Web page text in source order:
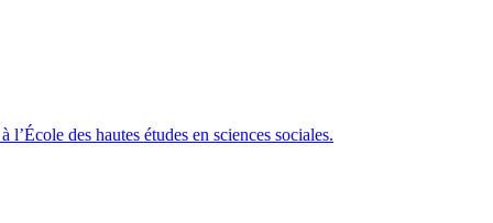
des hautes études en sciences sociales.